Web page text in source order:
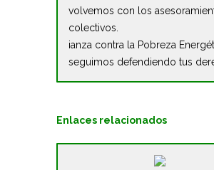
volvemos con los
colectivos.
ianza contra la Pobreza
seguimos defendiendo tus
Enlaces relacionados